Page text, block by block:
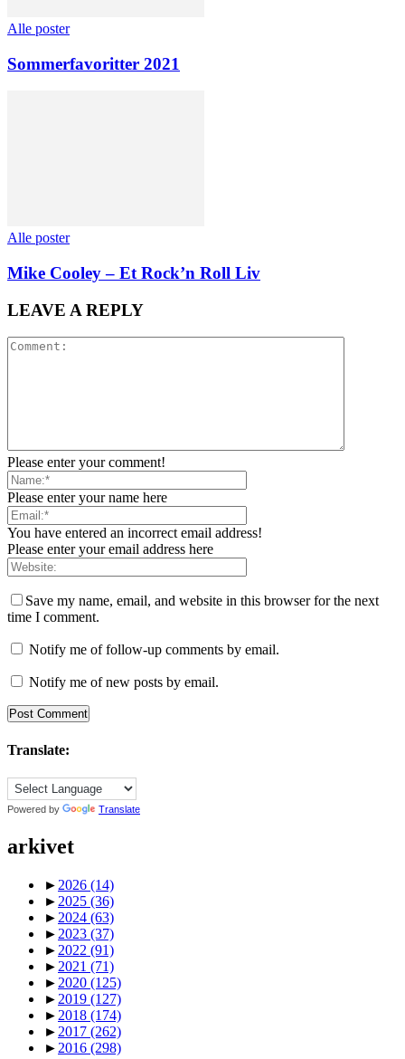
Alle poster
Sommerfavoritter 2021
Alle poster
Mike Cooley – Et Rock’n Roll Liv
LEAVE A REPLY
Please enter your comment!
Please enter your name here
You have entered an incorrect email address!
Please enter your email address here
Save my name, email, and website in this browser for the next
time I comment.
Notify me of follow-up comments by email.
Notify me of new posts by email.
Translate:
Powered by Translate
arkivet
► 2026 (14)
► 2025 (36)
► 2024 (63)
► 2023 (37)
► 2022 (91)
► 2021 (71)
► 2020 (125)
► 2019 (127)
► 2018 (174)
► 2017 (262)
► 2016 (298)